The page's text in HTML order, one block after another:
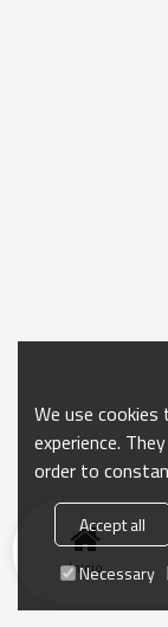
Inicio
We use
experience.
order to
Accept all
Necessary